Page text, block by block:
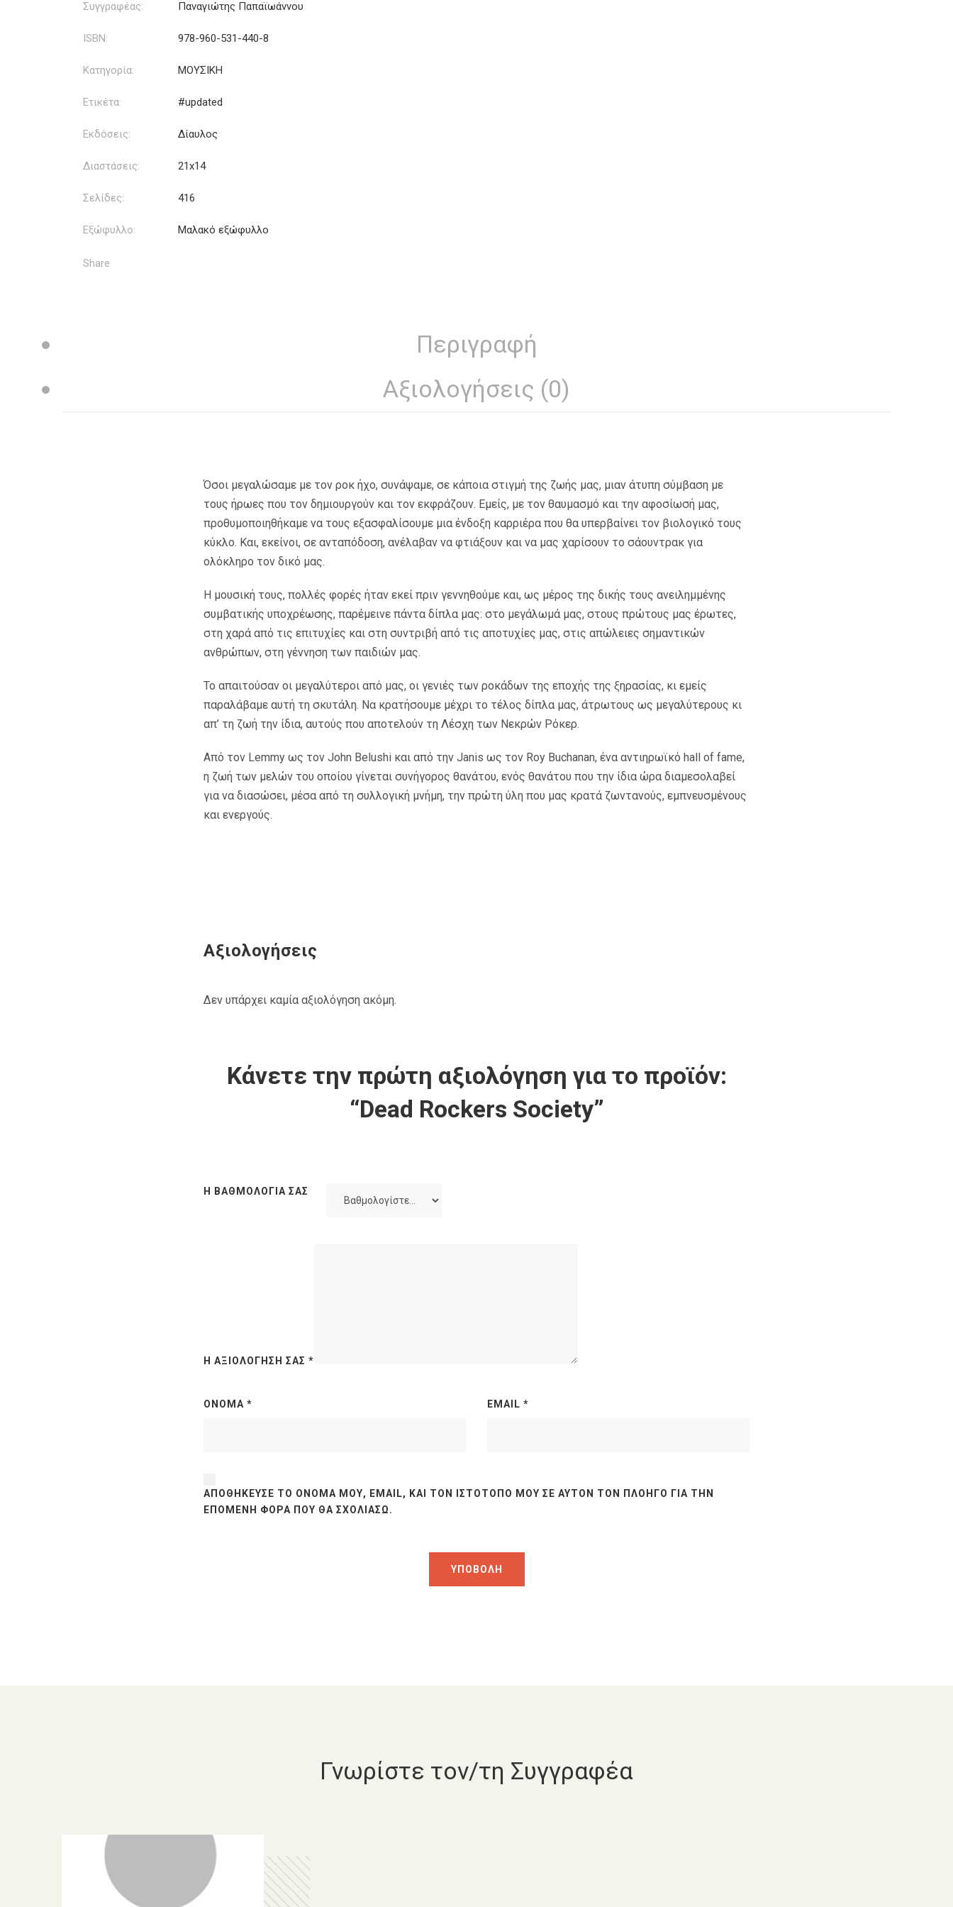
Συγγραφέας: Παναγιώτης Παπαϊωάννου
ISBN: 978-960-531-440-8
Κατηγορία: ΜΟΥΣΙΚΗ
Ετικέτα: #updated
Εκδόσεις: Δίαυλος
Διαστάσεις: 21x14
Σελίδες: 416
Εξώφυλλο: Μαλακό εξώφυλλο
Share
Περιγραφή
Αξιολογήσεις (0)
Όσοι μεγαλώσαμε με τον ροκ ήχο, συνάψαμε, σε κάποια στιγμή της ζωής μας, μιαν άτυπη σύμβαση με
τους ήρωες που τον δημιουργούν και τον εκφράζουν. Εμείς, με τον θαυμασμό και την αφοσίωσή μας,
προθυμοποιηθήκαμε να τους εξασφαλίσουμε μια ένδοξη καρριέρα που θα υπερβαίνει τον βιολογικό τους
κύκλο. Και, εκείνοι, σε ανταπόδοση, ανέλαβαν να φτιάξουν και να μας χαρίσουν το σάουντρακ για
ολόκληρο τον δικό μας.
Η μουσική τους, πολλές φορές ήταν εκεί πριν γεννηθούμε και, ως μέρος της δικής τους ανειλημμένης
συμβατικής υποχρέωσης, παρέμεινε πάντα δίπλα μας: στο μεγάλωμά μας, στους πρώτους μας έρωτες,
στη χαρά από τις επιτυχίες και στη συντριβή από τις αποτυχίες μας, στις απώλειες σημαντικών
ανθρώπων, στη γέννηση των παιδιών μας.
Το απαιτούσαν οι μεγαλύτεροι από μας, οι γενιές των ροκάδων της εποχής της ξηρασίας, κι εμείς
παραλάβαμε αυτή τη σκυτάλη. Nα κρατήσουμε μέχρι το τέλος δίπλα μας, άτρωτους ως μεγαλύτερους κι
απ’ τη ζωή την ίδια, αυτούς που αποτελούν τη Λέσχη των Νεκρών Ρόκερ.
Από τον Lemmy ως τον John Belushi και από την Janis ως τον Roy Buchanan, ένα αντιηρωϊκό hall of fame,
η ζωή των μελών του οποίου γίνεται συνήγορος θανάτου, ενός θανάτου που την ίδια ώρα διαμεσολαβεί
για να διασώσει, μέσα από τη συλλογική μνήμη, την πρώτη ύλη που μας κρατά ζωντανούς, εμπνευσμένους
και ενεργούς.
Αξιολογήσεις
Δεν υπάρχει καμία αξιολόγηση ακόμη.
Κάνετε την πρώτη αξιολόγηση για το προϊόν:
“Dead Rockers Society”
Η ΒΑΘΜΟΛΟΓΊΑ ΣΑΣ
Η ΑΞΙΟΛΌΓΗΣΉ ΣΑΣ *
ΌΝΟΜΑ * EMAIL *
ΑΠΟΘΉΚΕΥΣΕ ΤΟ ΌΝΟΜΆ ΜΟΥ, EMAIL, ΚΑΙ ΤΟΝ ΙΣΤΌΤΟΠΟ ΜΟΥ ΣΕ ΑΥΤΌΝ ΤΟΝ ΠΛΟΗΓΌ ΓΙΑ ΤΗΝ
ΕΠΌΜΕΝΗ ΦΟΡΆ ΠΟΥ ΘΑ ΣΧΟΛΙΆΣΩ.
Γνωρίστε τον/τη Συγγραφέα